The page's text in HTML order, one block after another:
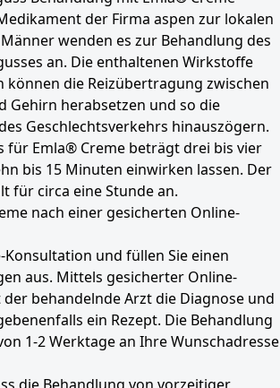
der Firma aspen zur lokalen
wenden es zur Behandlung des
an. Die enthaltenen Wirkstoffe
können die Reizübertragung zwischen
Gehirn herabsetzen und so die
Geschlechtsverkehrs hinauszögern.
für Emla® Creme beträgt drei bis vier
bis 15 Minuten einwirken lassen. Der
für circa eine Stunde an.
nach einer gesicherten Online-
Konsultation und füllen Sie einen
aus. Mittels gesicherter Online-
behandelnde Arzt die Diagnose und
ein Rezept. Die Behandlung
1-2 Werktage an Ihre Wunschadresse